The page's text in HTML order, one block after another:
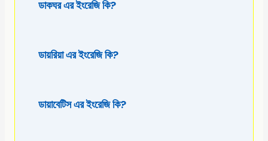
ডাকঘর এর ইংরেজি কি?
ডায়রিয়া এর ইংরেজি কি?
ডায়াবেটিস এর ইংরেজি কি?